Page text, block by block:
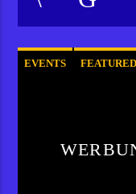
EVENTS FEATURED